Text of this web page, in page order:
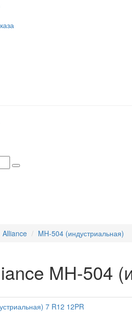
Alliance MH-504 (индустриальная)
MH-504
7 R12 12PR